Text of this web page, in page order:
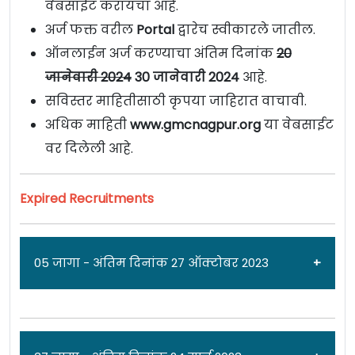
वेबसाईट करायचा आहे.
अर्ज फक्त वरील Portalद्वारेच स्वीकारले जातील.
ऑनलाईन अर्ज करण्याचा अंतिम दिनांक20
जानेवारी 202430 जानेवारी 2024 आहे.
सविस्तर माहितीसाठी कृपया जाहिरात वाचावी.
अधिक माहितीwww.gmcnagpur.orgया वेबसाईट
वर दिलेली आहे.
Expired Recruitments
05 जागा - अंतिम दिनांक 27 ऑक्टोबर 2023